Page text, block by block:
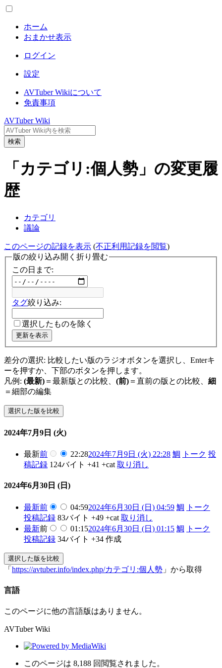
ホーム
おまかせ表示
ログイン
設定
AVTuber Wikiについて
免責事項
AVTuber Wiki
検索
「カテゴリ:個人勢」の変更履
歴
カテゴリ
議論
このページの記録を表示 (不正利用記録を閲覧)
版の絞り込み開く 折り畳む
この日まで:
タグ絞り込み:
選択したものを除く
更新を表示
差分の選択: 比較したい版のラジオボタンを選択し、Enterキ
ーを押すか、下部のボタンを押します。
凡例: (最新) ＝最新版との比較、 (前) ＝直前の版との比較、 細
＝細部の編集
2024年7月9日 (火)
最新前 22:282024年7月9日 (火) 22:28 鯛 トーク 投
稿記録 124バイト +41 +cat 取り消し
2024年6月30日 (日)
最新前 04:592024年6月30日 (日) 04:59 鯛
トーク
投稿記録 83バイト +49 +cat 取り消し
最新前 01:152024年6月30日 (日) 01:15 鯛
トーク
投稿記録 34バイト +34 作成
「 https://avtuber.info/index.php/カテゴリ:個人勢 」から取得
言語
このページに他の言語版はありません。
AVTuber Wiki
このページは 8,188 回閲覧されました。